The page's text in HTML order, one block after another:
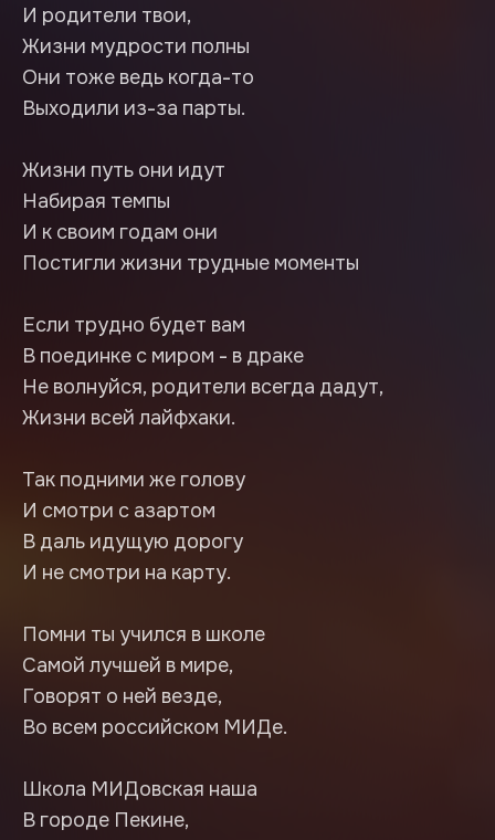
И родители твои,
Жизни мудрости полны
Они тоже ведь когда-то
Выходили из-за парты.
Жизни путь они идут
Набирая темпы
И к своим годам они
Постигли жизни трудные моменты
Если трудно будет вам
В поединке с миром - в драке
Не волнуйся, родители всегда дадут,
Жизни всей лайфхаки.
Так подними же голову
И смотри с азартом
В даль идущую дорогу
И не смотри на карту.
Помни ты учился в школе
Самой лучшей в мире,
Говорят о ней везде,
Во всем российском МИДе.
Школа МИДовская наша
В городе Пекине,